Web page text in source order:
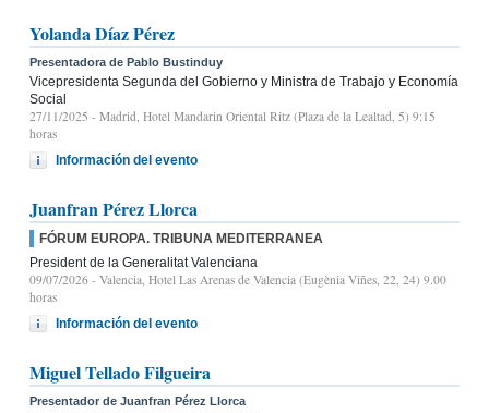
Yolanda Díaz Pérez
Presentadora de Pablo Bustinduy
Vicepresidenta Segunda del Gobierno y Ministra de Trabajo y Economía
Social
27/11/2025 - Madrid, Hotel Mandarin Oriental Ritz (Plaza de la Lealtad, 5) 9:15
horas
Información del evento
Juanfran Pérez Llorca
FÓRUM EUROPA. TRIBUNA MEDITERRANEA
President de la Generalitat Valenciana
09/07/2026 - Valencia, Hotel Las Arenas de Valencia (Eugènia Viñes, 22, 24) 9.00
horas
Información del evento
Miguel Tellado Filgueira
Presentador de Juanfran Pérez Llorca